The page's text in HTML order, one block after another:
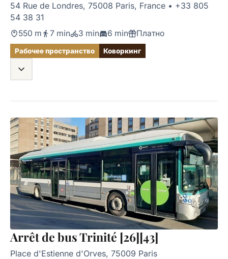
54 Rue de Londres, 75008 Paris, France • +33 805
54 38 31
550 m 7 min 3 min 6 min Платно
Рабочее пространство Коворкинг
Arrêt de bus Trinité [26][43]
Place d'Estienne d'Orves, 75009 Paris